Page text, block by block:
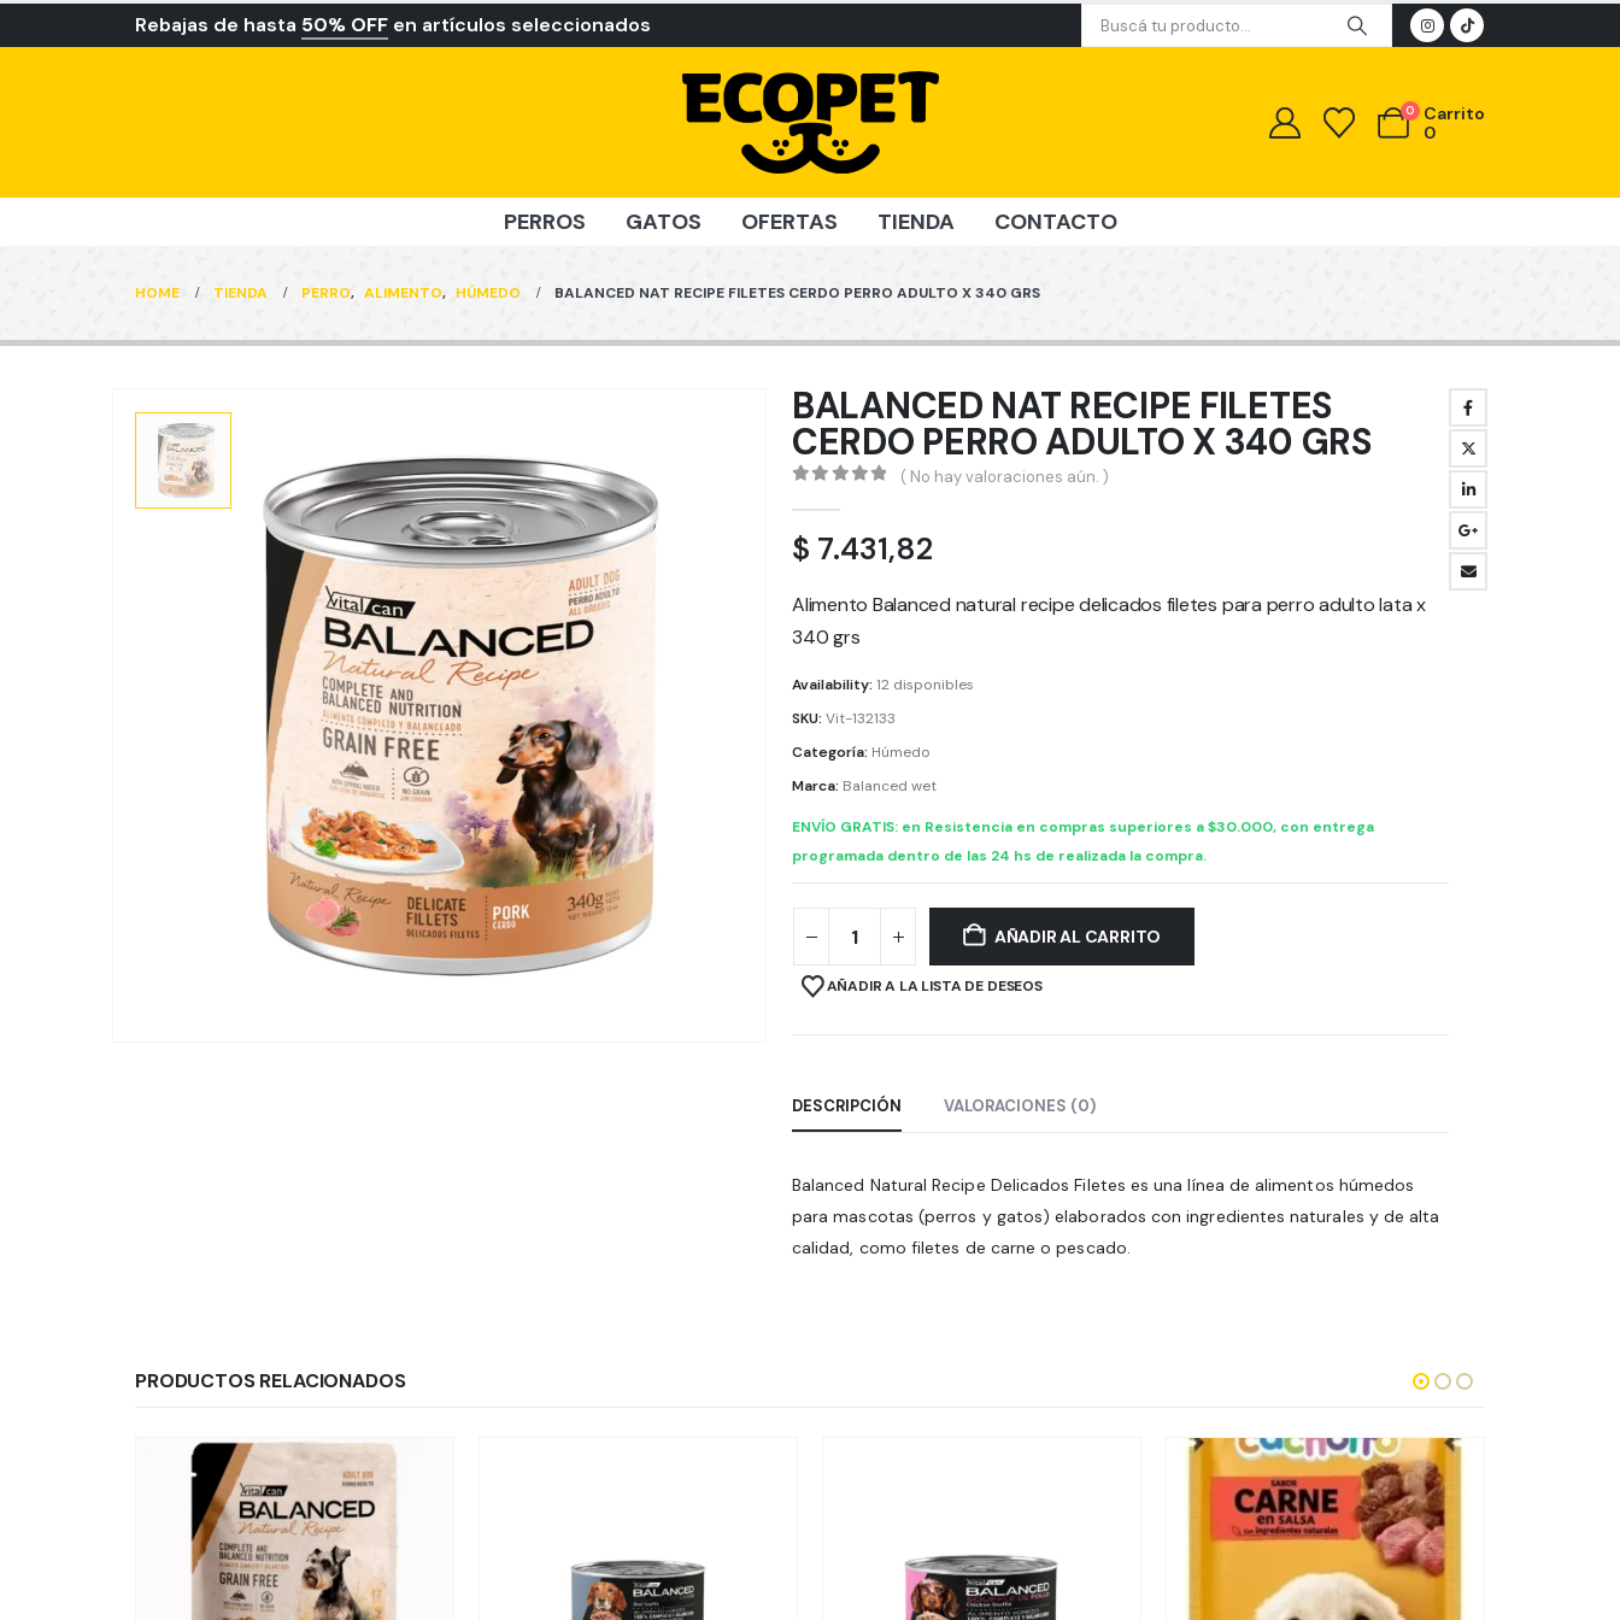
Rebajas de hasta 50% OFF en artículos seleccionados
0
Carrito
0
PERROS GATOS OFERTAS TIENDA CONTACTO
HOME TIENDA PERRO, ALIMENTO, HÚMEDO BALANCED NAT RECIPE FILETES CERDO PERRO ADULTO X 340 GRS
BALANCED NAT RECIPE FILETES
CERDO PERRO ADULTO X 340 GRS
( No hay valoraciones aún. )
$ 7.431,82
Alimento Balanced natural recipe delicados filetes para perro adulto lata x
340 grs
Availability: 12 disponibles
SKU: Vit-132133
Categoría: Húmedo
Marca: Balanced wet
ENVÍO GRATIS: en Resistencia en compras superiores a $30.000, con entrega
programada dentro de las 24 hs de realizada la compra.
AÑADIR AL CARRITO
AÑADIR A LA LISTA DE DESEOS
DESCRIPCIÓN VALORACIONES (0)
Balanced Natural Recipe Delicados Filetes es una línea de alimentos húmedos
para mascotas (perros y gatos) elaborados con ingredientes naturales y de alta
calidad, como filetes de carne o pescado.
PRODUCTOS RELACIONADOS